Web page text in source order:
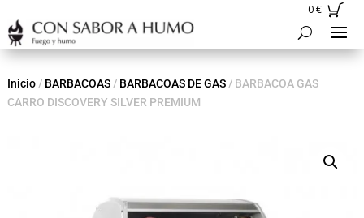
0€
Inicio/ BARBACOAS/ BARBACOAS DE GAS/ BARBACOA GAS
CARRO DISCOVERY SILVER PREMIUM